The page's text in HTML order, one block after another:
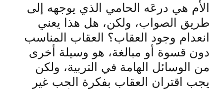
الأم هي درعَه الحامي الذي يوجهه إلى
طريق الصواب، ولكن، هل هذا يعني
انعدام وجود العقاب؟ العقاب المناسب
دون قسوة أو مبالغة، هو وسيلة أخرى
من الوسائل الهامة في التربية، ولكن
يجب اقتران العقاب بفكرة الحب غير